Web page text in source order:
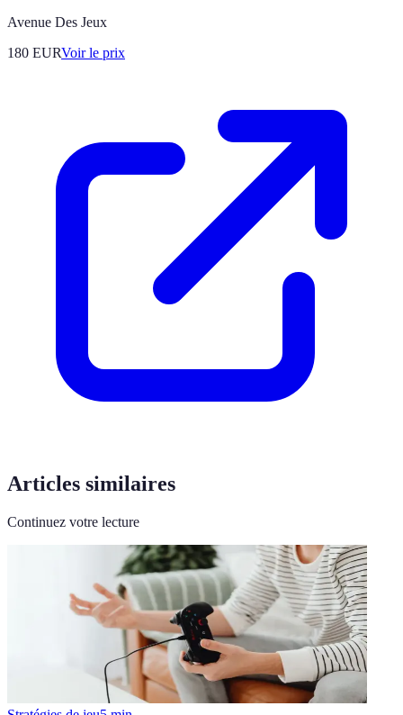
Avenue Des Jeux
180 EURVoir le prix
Articles similaires
Continuez votre lecture